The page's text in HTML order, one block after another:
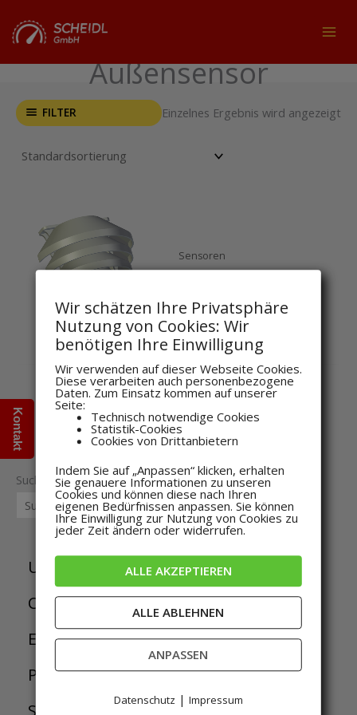
Kontakt
Inhalt
springen
Außensensor
Suche
SUCHE
Uncategorized 3 3
P
r
o
d
Controller 11
P
r
o
Erweiterung 44
P
r
Pakete 33
Sensoren 66
FILTER Einzelnes Ergebnis wird angezeigt
Sensoren
Funk-Luftfeuchtesensor
94,01 €inkl. MwSt
Wir schätzen Ihre Privatsphäre
Nutzung von Cookies: Wir
benötigen Ihre Einwilligung
Wir verwenden auf dieser Webseite Cookies.
Diese verarbeiten auch personenbezogene
Daten. Zum Einsatz kommen auf unserer
Seite:
Technisch notwendige Cookies
Statistik-Cookies
Cookies von Drittanbietern
Indem Sie auf „Anpassen“ klicken, erhalten
Sie genauere Informationen zu unseren
Cookies und können diese nach Ihren
eigenen Bedürfnissen anpassen. Sie können
Ihre Einwilligung zur Nutzung von Cookies zu
jeder Zeit ändern oder widerrufen.
ALLE AKZEPTIEREN
ALLE ABLEHNEN
ANPASSEN
Datenschutz | Impressum